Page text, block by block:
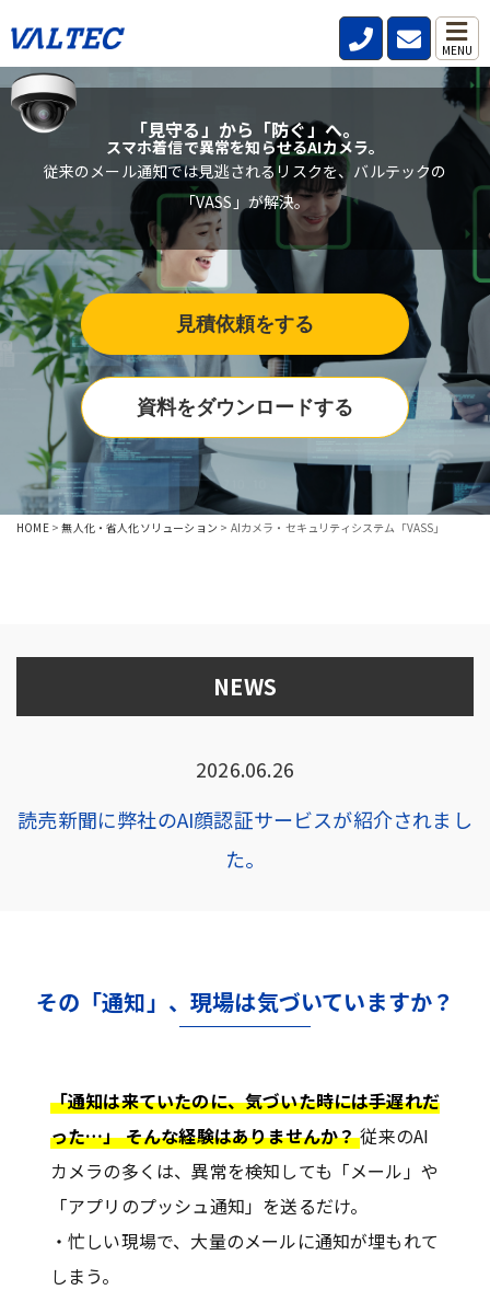
MENU
HOME>無人化・省人化ソリューション > AIカメラ・セキュリティシステム「VASS」
「見守る」から「防ぐ」へ。
スマホ着信で異常を知らせるAIカメラ。
従来のメール通知では見逃されるリスクを、バルテックの
「VASS」が解決。
見積依頼をする
資料をダウンロードする
NEWS
2026.06.26
読売新聞に弊社のAI顔認証サービスが紹介されまし
た。
その「通知」、現場は気づいていますか？
「通知は来ていたのに、気づいた時には手遅れだ
った…」 そんな経験はありませんか？従来のAI
カメラの多くは、異常を検知しても「メール」や
「アプリのプッシュ通知」を送るだけ。
・忙しい現場で、大量のメールに通知が埋もれて
しまう。